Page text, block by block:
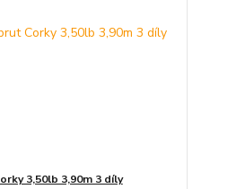
3,50lb 3,90m 3 díly